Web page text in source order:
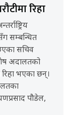
रिहा
सम्बन्धित
सचिव
अदालतको
भएका छन्।
पौडेल,